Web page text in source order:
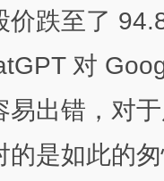
价跌至了
对
易出错，对
的是如此的